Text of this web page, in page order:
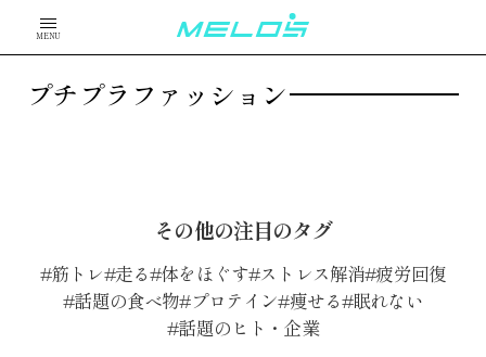
MENU
プチプラファッション
その他の注目のタグ
筋トレ 走る 体をほぐす ストレス解消 疲労回復
話題の食べ物 プロテイン 痩せる 眠れない
話題のヒト・企業